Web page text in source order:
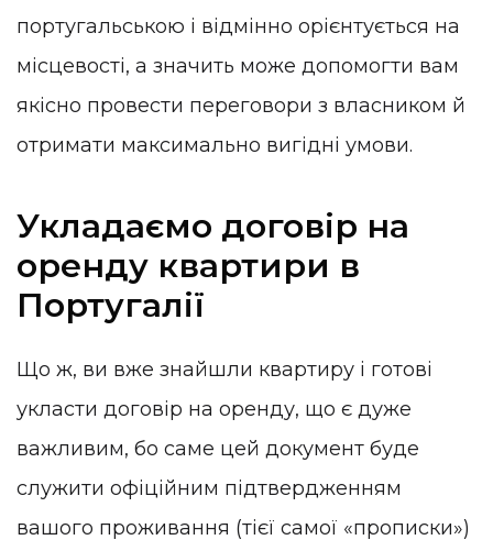
португальською і відмінно орієнтується на
місцевості, а значить може допомогти вам
якісно провести переговори з власником й
отримати максимально вигідні умови.
Укладаємо договір на
оренду квартири в
Португалії
Що ж, ви вже знайшли квартиру і готові
укласти договір на оренду, що є дуже
важливим, бо саме цей документ буде
служити офіційним підтвердженням
вашого проживання (тієї самої «прописки»)